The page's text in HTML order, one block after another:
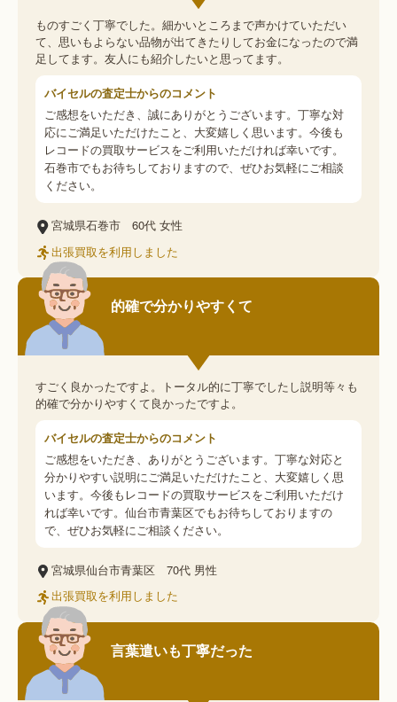
ものすごく丁寧でした。細かいところまで声かけていただい
て、思いもよらない品物が出てきたりしてお金になったので満
足してます。友人にも紹介したいと思ってます。
バイセルの査定士からのコメント
ご感想をいただき、誠にありがとうございます。丁寧な対
応にご満足いただけたこと、大変嬉しく思います。今後も
レコードの買取サービスをご利用いただければ幸いです。
石巻市でもお待ちしておりますので、ぜひお気軽にご相談
ください。
宮城県石巻市 60代 女性
出張買取を利用しました
的確で分かりやすくて
すごく良かったですよ。トータル的に丁寧でしたし説明等々も
的確で分かりやすくて良かったですよ。
バイセルの査定士からのコメント
ご感想をいただき、ありがとうございます。丁寧な対応と
分かりやすい説明にご満足いただけたこと、大変嬉しく思
います。今後もレコードの買取サービスをご利用いただけ
れば幸いです。仙台市青葉区でもお待ちしておりますの
で、ぜひお気軽にご相談ください。
宮城県仙台市青葉区 70代 男性
出張買取を利用しました
言葉遣いも丁寧だった